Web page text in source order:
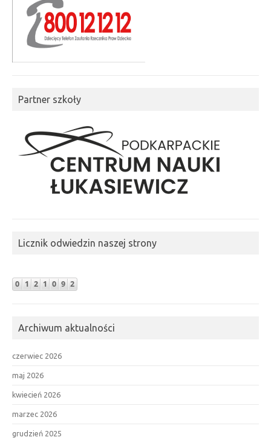
Partner szkoły
Licznik odwiedzin naszej strony
Archiwum aktualności
czerwiec 2026
maj 2026
kwiecień 2026
marzec 2026
grudzień 2025